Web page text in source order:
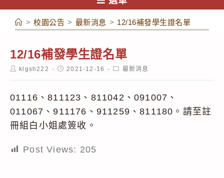
容
> 校園公告 > 最新消息 > 12/16補發學生證名單
12/16補發學生證名單
Postklgsh222
Post2021-12-16
Post最新消息
01116、811123、811042、091007、
011067、911176、911259、811180。請至註
冊組白小姐處簽收。
Post Views: 205